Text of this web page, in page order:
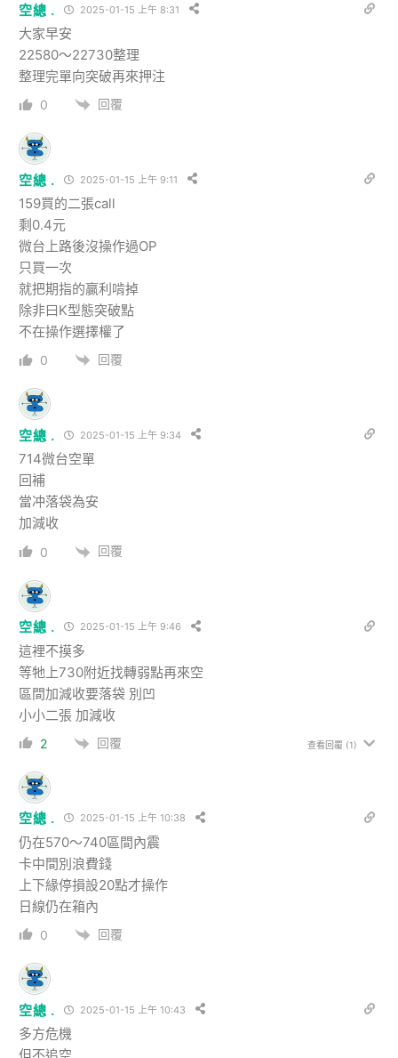
空總 . 2025-01-15 上午 8:31
大家早安
22580～22730整理
整理完單向突破再來押注
0 回覆
空總 . 2025-01-15 上午 9:11
159買的二張call
剩0.4元
微台上路後沒操作過OP
只買一次
就把期指的贏利啃掉
除非曰K型態突破點
不在操作選擇權了
0 回覆
空總 . 2025-01-15 上午 9:34
714微台空單
回補
當冲落袋為安
加減收
0 回覆
空總 . 2025-01-15 上午 9:46
這裡不摸多
等牠上730附近找轉弱點再來空
區間加減收要落袋 別凹
小小二張 加減收
2 回覆 查看回覆 (1)
空總 . 2025-01-15 上午 10:38
仍在570～740區間內震
卡中間別浪費錢
上下緣停損設20點才操作
日線仍在箱內
0 回覆
空總 . 2025-01-15 上午 10:43
多方危機